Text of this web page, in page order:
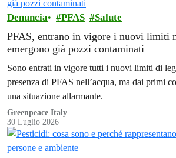
Denuncia PFAS Salute
PFAS, entrano in vigore i nuovi limiti
emergono già pozzi contaminati
Sono entrati in vigore tutti i nuovi limiti di
presenza di PFAS nell’acqua, ma dai primi
una situazione allarmante.
Greenpeace Italy
30 Luglio 2026